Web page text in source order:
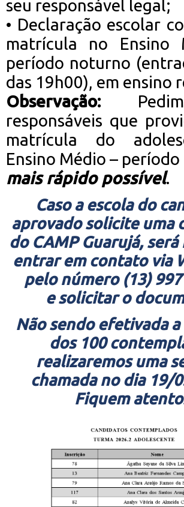
seu responsável legal;
• Declaração escolar
matrícula no Ensino
período noturno
das 19h00), em ensino
Observação:
responsáveis que
matrícula do
Ensino Médio –
mais rápido possível.
Caso a escola do
aprovado solicite uma
do CAMP Guarujá, será
entrar em contato via
pelo número (13)
e solicitar o
Não sendo efetivada
dos 100
realizaremos uma
chamada no dia 19/
Fiquem